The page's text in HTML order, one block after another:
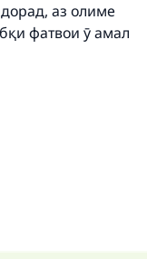
аз олиме
фатвои ӯ амал